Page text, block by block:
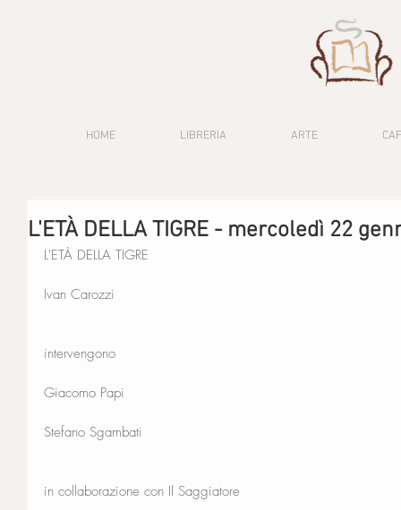
HOME LIBRERIA ARTE
L'ETÀ DELLA TIGRE - mercoledì 22
L'ETÀ DELLA TIGRE
Ivan Carozzi
intervengono
Giacomo Papi
Stefano Sgambati
in collaborazione con Il Saggiatore